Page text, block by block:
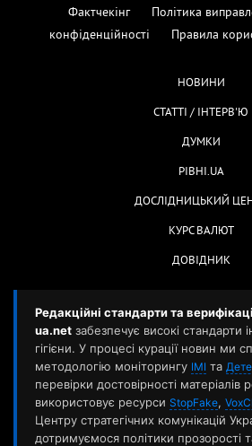
Фактчекінг
Політика
конфіденційності
Правила
НОВИНИ
СТАТТІ / ІНТЕРВ'Ю
ДУМКИ
РІВНІ.UA
ДОСЛІДНИЦЬКИЙ
КУРС ВАЛЮТ
ДОВІДНИК
Редакційні стандарти та
ua.net забезпечує високі стандарти
гігієни. У процесі курації новин ми
методологію моніторингу ІМІ та
перевірки достовірності матеріалів
використовує ресурси StopFake,
Центру стратегічних комунікацій
дотримуємося політики прозорості